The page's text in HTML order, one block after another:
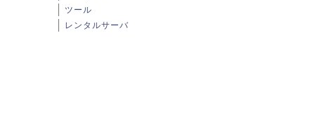
ツール
レンタルサーバ